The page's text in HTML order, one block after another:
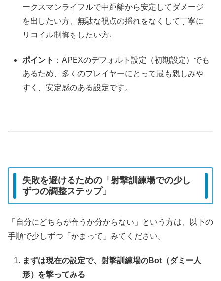
ークスマンライフルで中距離から安定してダメージ
を出したい方、無駄な視点の揺れをなくして丁寧に
リコイル制御をしたい方。
ポイント ：APEXのデフォルト設定（初期設定）でも
あるため、多くのプレイヤーにとって最も親しみや
すく、安定感のある設定です。
失敗を避けるための「射撃訓練場での少し
ずつの調整ステップ」
「自分にどちらが合うか分からない」という方は、以下の
手順で少しずつ「かまって」みてください。
まずは現在の設定で、射撃訓練場のBot（ダミー人
形）を撃ってみる